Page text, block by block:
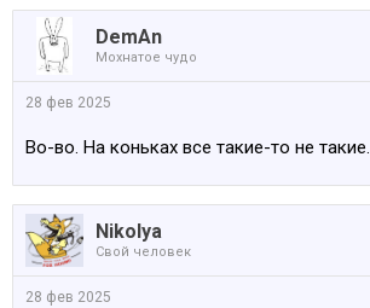
DemAn
Мохнатое чудо
28 фев 2025
Во-во. На коньках все такие-то не такие.
Nikolya
Свой человек
28 фев 2025